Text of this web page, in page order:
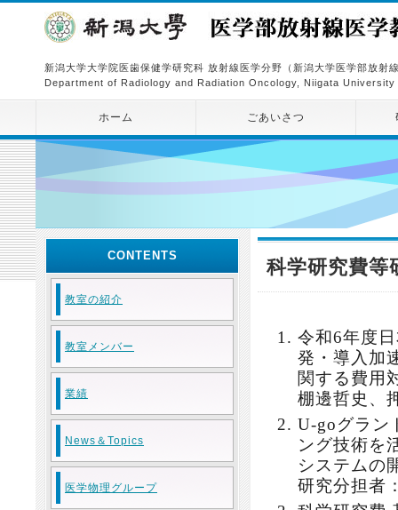
新潟大学大学院医歯保健学研究科 放射線医学分野（新潟大学医学部放射
Department of Radiology and Radiation Oncology, Niigata
ホーム ごあいさつ
科学研究費等
令和6年度
発・導入加
関する費用
棚邊哲史、
U-goグラン
ング技術を
システムの
研究分担者
CONTENTS
教室の紹介
教室メンバー
業績
News＆Topics
医学物理グループ